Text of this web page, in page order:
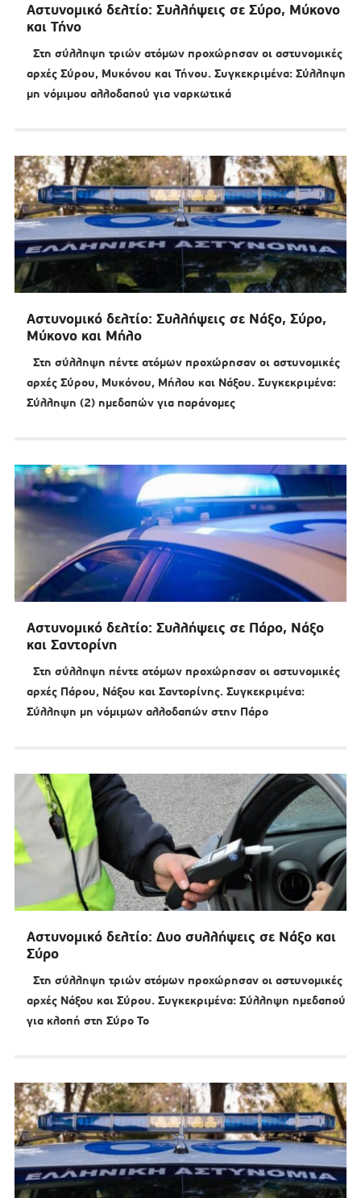
Αστυνομικό δελτίο: Συλλήψεις σε Σύρο, Μύκονο
και Τήνο
Στη σύλληψη τριών ατόμων προχώρησαν οι αστυνομικές
αρχές Σύρου, Μυκόνου και Τήνου. Συγκεκριμένα: Σύλληψη
μη νόμιμου αλλοδαπού για ναρκωτικά
Αστυνομικό δελτίο: Συλλήψεις σε Νάξο, Σύρο,
Μύκονο και Μήλο
Στη σύλληψη πέντε ατόμων προχώρησαν οι αστυνομικές
αρχές Σύρου, Μυκόνου, Μήλου και Νάξου. Συγκεκριμένα:
Σύλληψη (2) ημεδαπών για παράνομες
Αστυνομικό δελτίο: Συλλήψεις σε Πάρο, Νάξο
και Σαντορίνη
Στη σύλληψη πέντε ατόμων προχώρησαν οι αστυνομικές
αρχές Πάρου, Νάξου και Σαντορίνης. Συγκεκριμένα:
Σύλληψη μη νόμιμων αλλοδαπών στην Πάρο
Αστυνομικό δελτίο: Δυο συλλήψεις σε Νάξο και
Σύρο
Στη σύλληψη τριών ατόμων προχώρησαν οι αστυνομικές
αρχές Νάξου και Σύρου. Συγκεκριμένα: Σύλληψη ημεδαπού
για κλοπή στη Σύρο Το